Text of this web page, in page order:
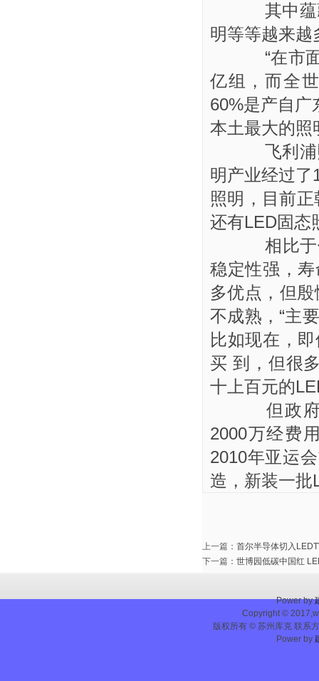
其中蕴藏
明等等越来越
“在市面
亿组，而全
60%是产自广
本土最大的照
飞利浦照
明产业经过了
照明，目前
还有LED固态
相比于传
稳定性强，
多优点，但
不成熟，“主
比如现在，
买 到，但很
十上百元的
但政府
2000万经费
2010年亚运
造，新装一批
上一篇 ： 首尔半导体切入
下一篇 ： 世博园低碳中国红
Power by
Copyright ©
版权所有 © 苏州库克 联系
Power by